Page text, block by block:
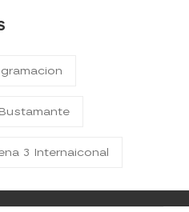
3 Internaiconal